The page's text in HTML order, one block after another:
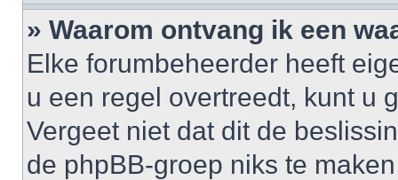
» Waarom ontvang ik een
Elke forumbeheerder heeft
u een regel overtreedt, kunt u
Vergeet niet dat dit de
de phpBB-groep niks te